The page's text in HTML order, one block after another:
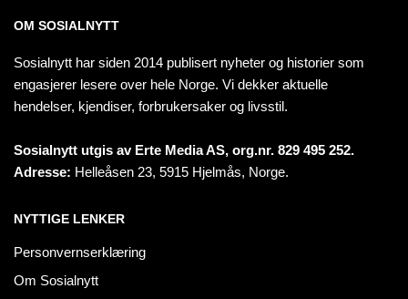
OM SOSIALNYTT
Sosialnytt har siden 2014 publisert nyheter og historier som
engasjerer lesere over hele Norge. Vi dekker aktuelle
hendelser, kjendiser, forbrukersaker og livsstil.
Sosialnytt utgis av Erte Media AS, org.nr. 829 495 252.
Adresse: Helleåsen 23, 5915 Hjelmås, Norge.
NYTTIGE LENKER
Personvernserklæring
Om Sosialnytt